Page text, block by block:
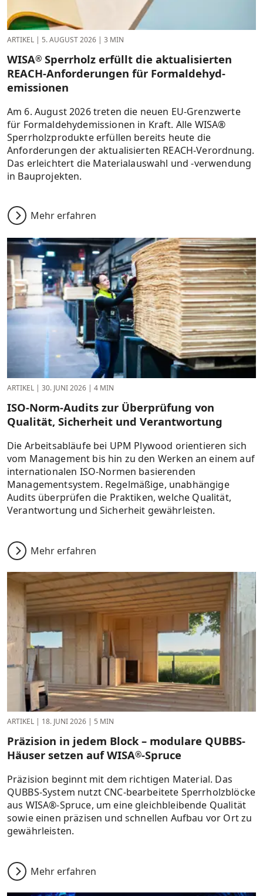
ARTIKEL | 5. AUGUST 2026 | 3 MIN
WISA® Sperrholz erfüllt die aktualisierten
REACH-Anforderungen für Formaldehyd­
emissionen
Am 6. August 2026 treten die neuen EU-Grenzwerte
für Formaldehydemissionen in Kraft. Alle WISA®
Sperrholzprodukte erfüllen bereits heute die
Anforderungen der aktualisierten REACH-Verordnung.
Das erleichtert die Materialauswahl und -verwendung
in Bauprojekten.
Mehr erfahren
ARTIKEL | 30. JUNI 2026 | 4 MIN
ISO-Norm-Audits zur Überprüfung von
Qualität, Sicherheit und Verantwortung
Die Arbeitsabläufe bei UPM Plywood orientieren sich
vom Management bis hin zu den Werken an einem auf
internationalen ISO-Normen basierenden
Managementsystem. Regelmäßige, unabhängige
Audits überprüfen die Praktiken, welche Qualität,
Verantwortung und Sicherheit gewährleisten.
Mehr erfahren
ARTIKEL | 18. JUNI 2026 | 5 MIN
Präzision in jedem Block – modulare QUBBS-
Häuser setzen auf WISA®-Spruce
Präzision beginnt mit dem richtigen Material. Das
QUBBS-System nutzt CNC-bearbeitete Sperrholzblöcke
aus WISA®-Spruce, um eine gleichbleibende Qualität
sowie einen präzisen und schnellen Aufbau vor Ort zu
gewährleisten.
Mehr erfahren